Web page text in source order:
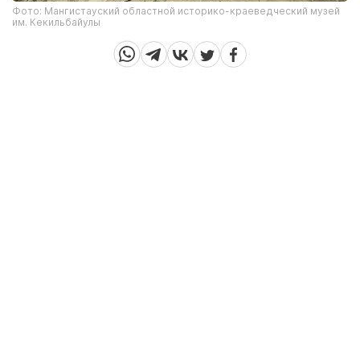
Фото: Мангистауский областной историко-краеведческий музей
им. Кекильбайулы